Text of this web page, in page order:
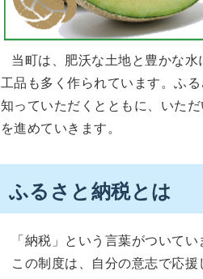
当町は、肥沃な土地と豊かな水
工品も多く作られています。ふ
知っていただくとともに、いた
を進めていきます。
ふるさと納税とは
「納税」という言葉がついてい
この制度は、自分の意志で応援